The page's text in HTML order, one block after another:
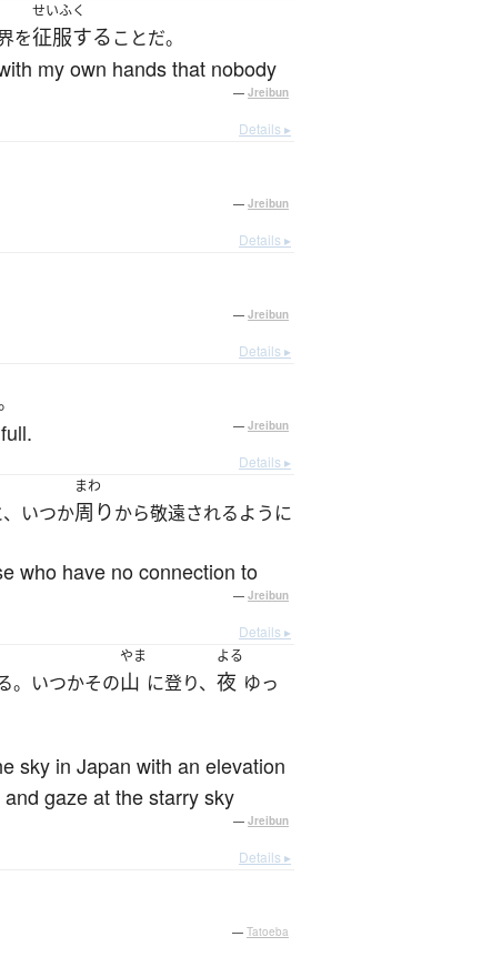
を
せいふく
征服することだ。
my own hands that nobody
— Jreibun
Details ▸
— Jreibun
Details ▸
— Jreibun
Details ▸
— Jreibun
Details ▸
いつか
まわ
周りから敬遠されるように
who have no connection to
— Jreibun
Details ▸
。いつかその
やま
山 に登り、
よる
夜 ゆっ
sky in Japan with an elevation
gaze at the starry sky
— Jreibun
Details ▸
— Tatoeba